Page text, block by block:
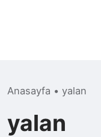
Anasayfa • yalan
yalan